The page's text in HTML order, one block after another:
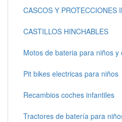
CASCOS Y PROTECCIONES
CASTILLOS HINCHABLES
Motos de bateria para niños y
Pit bikes electricas para niños
Recambios coches infantiles
Tractores de batería para